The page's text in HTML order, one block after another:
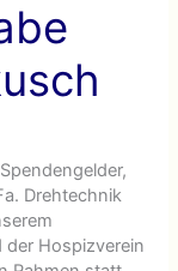
Drehtechnik
der Hospizverein